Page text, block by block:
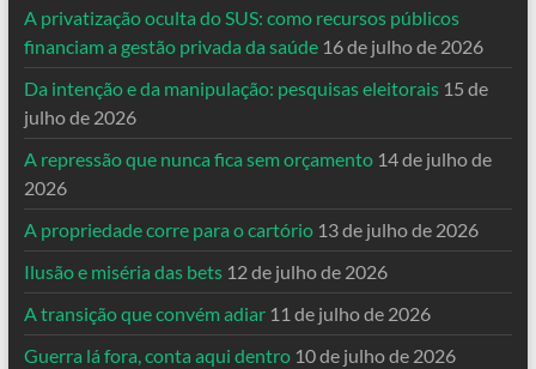
A privatização oculta do SUS: como recursos públicos
financiam a gestão privada da saúde 16 de julho de 2026
Da intenção e da manipulação: pesquisas eleitorais 15 de
julho de 2026
A repressão que nunca fica sem orçamento 14 de julho de
2026
A propriedade corre para o cartório 13 de julho de 2026
Ilusão e miséria das bets 12 de julho de 2026
A transição que convém adiar 11 de julho de 2026
Guerra lá fora, conta aqui dentro 10 de julho de 2026